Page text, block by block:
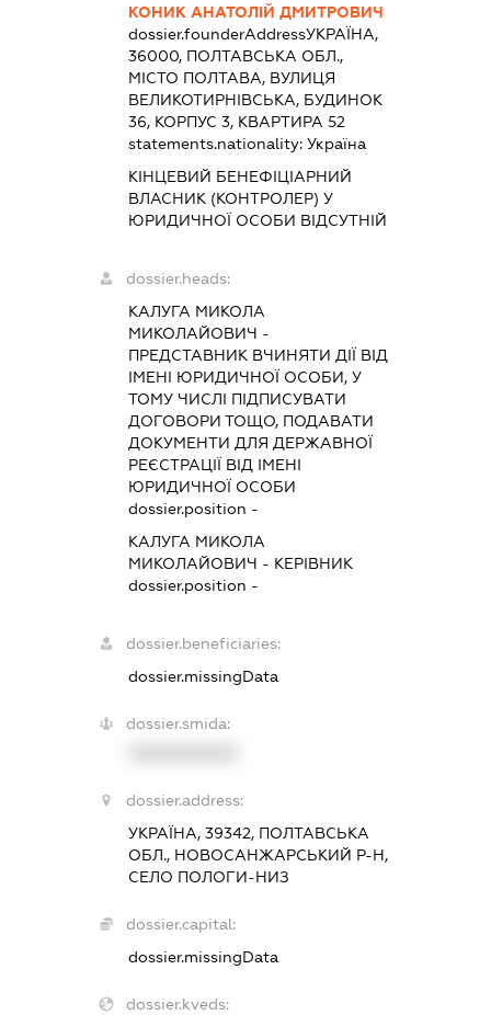
КОНИК АНАТОЛІЙ ДМИТРОВИЧ
dossier.founderAddressУКРАЇНА,
36000, ПОЛТАВСЬКА ОБЛ.,
МІСТО ПОЛТАВА, ВУЛИЦЯ
ВЕЛИКОТИРНІВСЬКА, БУДИНОК
36, КОРПУС 3, КВАРТИРА 52
statements.nationality:Україна
КІНЦЕВИЙ БЕНЕФІЦІАРНИЙ
ВЛАСНИК (КОНТРОЛЕР) У
ЮРИДИЧНОЇ ОСОБИ ВІДСУТНІЙ
dossier.heads:
КАЛУГА МИКОЛА
МИКОЛАЙОВИЧ -
ПРЕДСТАВНИК ВЧИНЯТИ ДІЇ ВІД
ІМЕНІ ЮРИДИЧНОЇ ОСОБИ, У
ТОМУ ЧИСЛІ ПІДПИСУВАТИ
ДОГОВОРИ ТОЩО, ПОДАВАТИ
ДОКУМЕНТИ ДЛЯ ДЕРЖАВНОЇ
РЕЄСТРАЦІЇ ВІД ІМЕНІ
ЮРИДИЧНОЇ ОСОБИ
dossier.position -
КАЛУГА МИКОЛА
МИКОЛАЙОВИЧ - КЕРІВНИК
dossier.position -
dossier.beneficiaries:
dossier.missingData
dossier.smida:
dossier.address:
УКРАЇНА, 39342, ПОЛТАВСЬКА
ОБЛ., НОВОСАНЖАРСЬКИЙ Р-Н,
СЕЛО ПОЛОГИ-НИЗ
dossier.capital:
dossier.missingData
dossier.kveds: